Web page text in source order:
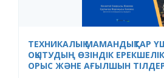
ТЕХНИКАЛЫҚ МАМАНДЫҚТАР
ОҚЫТУДЫҢ ӨЗІНДІК
ОРЫС ЖӘНЕ АҒЫЛШЫН